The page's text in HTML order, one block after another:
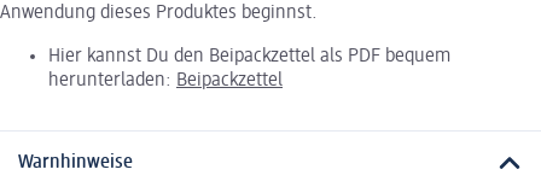
Anwendung dieses Produktes beginnst.
Hier kannst Du den Beipackzettel als PDF bequem
herunterladen: Beipackzettel
Warnhinweise